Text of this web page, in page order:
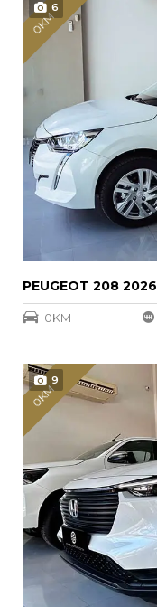
6
0KM
PEUGEOT 208 2026
0KM
9
0KM